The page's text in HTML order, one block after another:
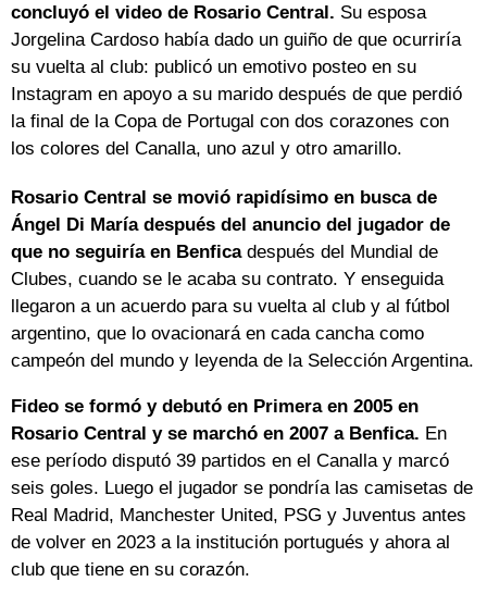
concluyó el video de Rosario Central. Su esposa
Jorgelina Cardoso había dado un guiño de que ocurriría
su vuelta al club: publicó un emotivo posteo en su
Instagram en apoyo a su marido después de que perdió
la final de la Copa de Portugal con dos corazones con
los colores del Canalla, uno azul y otro amarillo.
Rosario Central se movió rapidísimo en busca de
Ángel Di María después del anuncio del jugador de
que no seguiría en Benficadespués del Mundial de
Clubes, cuando se le acaba su contrato. Y enseguida
llegaron a un acuerdo para su vuelta al club y al fútbol
argentino, que lo ovacionará en cada cancha como
campeón del mundo y leyenda de la Selección Argentina.
Fideo se formó y debutó en Primera en 2005 en
Rosario Central y se marchó en 2007 a Benfica. En
ese período disputó 39 partidos en el Canalla y marcó
seis goles. Luego el jugador se pondría las camisetas de
Real Madrid, Manchester United, PSG y Juventus antes
de volver en 2023 a la institución portugués y ahora al
club que tiene en su corazón.